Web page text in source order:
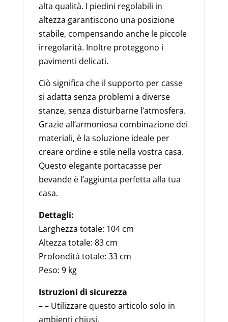
alta qualità. I piedini regolabili in
altezza garantiscono una posizione
stabile, compensando anche le piccole
irregolarità. Inoltre proteggono i
pavimenti delicati.
Ciò significa che il supporto per casse
si adatta senza problemi a diverse
stanze, senza disturbarne l’atmosfera.
Grazie all’armoniosa combinazione dei
materiali, è la soluzione ideale per
creare ordine e stile nella vostra casa.
Questo elegante portacasse per
bevande è l’aggiunta perfetta alla tua
casa.
Dettagli:
Larghezza totale: 104 cm
Altezza totale: 83 cm
Profondità totale: 33 cm
Peso: 9 kg
Istruzioni di sicurezza
– – Utilizzare questo articolo solo in
ambienti chiusi.